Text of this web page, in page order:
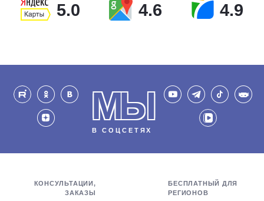
5.0 4.6 4.9
МЫ
В СОЦСЕТЯХ
КОНСУЛЬТАЦИИ,
ЗАКАЗЫ
БЕСПЛАТНЫЙ ДЛЯ
РЕГИОНОВ